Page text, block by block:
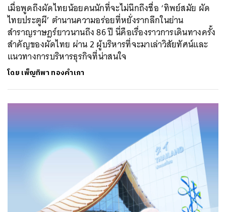
เมื่อพูดถึงผัดไทยน้อยคนนักที่จะไม่นึกถึงชื่อ ‘ทิพย์สมัย ผัด
ไทยประตูผี’ ตำนานความอร่อยที่หยั่งรากลึกในย่าน
สำราญราษฎร์ยาวนานถึง 86 ปี นี่คือเรื่องราวการเดินทางครั้ง
สำคัญของผัดไทย ผ่าน 2 ผู้บริหารที่จะมาเล่าวิสัยทัศน์และ
แนวทางการบริหารธุรกิจที่น่าสนใจ
โดย เพ็ญทิพา ทองคำเภา